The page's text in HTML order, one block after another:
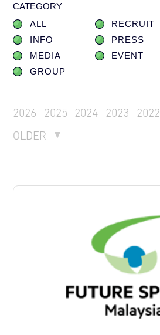
CATEGORY
ALL
RECRUIT
INFO
PRESS
MEDIA
EVENT
GROUP
2026 2025 2024 2023
2022
OLDER